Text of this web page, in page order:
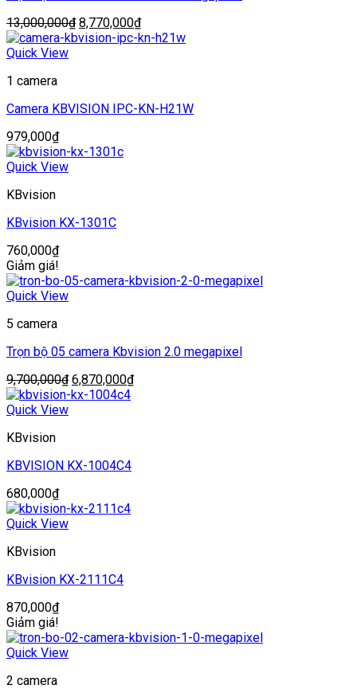
13,000,000₫ Giá
gốc
8,770,000₫Giá
hiện
Quick View
1 camera
Camera KBVISION IPC-KN-H21W
979,000₫
Quick View
KBvision
KBvision KX-1301C
760,000₫
Giảm giá!
Quick View
5 camera
Trọn bộ 05 camera Kbvision 2.0 megapixel
9,700,000₫ Giá
gốc
6,870,000₫Giá
Quick View
KBvision
KBVISION KX-1004C4
680,000₫
Quick View
KBvision
KBvision KX-2111C4
870,000₫
Giảm giá!
Quick View
2 camera